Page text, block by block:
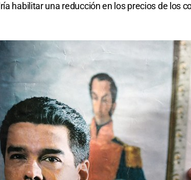
habilitar una reducción en los precios de los